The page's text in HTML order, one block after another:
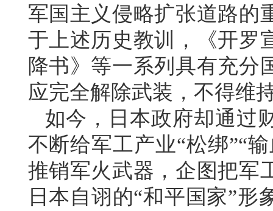
军国主义侵略扩张道路的
于上述历史教训，《开罗
降书》等一系列具有充分
应完全解除武装，不得维
如今，日本政府却通过
不断给军工产业“松绑”“
推销军火武器，企图把军
日本自诩的“和平国家”